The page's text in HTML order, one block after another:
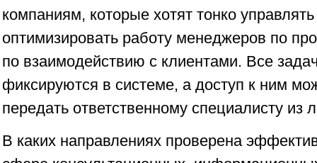
компаниям, которые хотят тонко
оптимизировать работу менеджеров по
по взаимодействию с клиентами. Все
фиксируются в системе, а доступ к ним
передать ответственному специалисту из
В каких направлениях проверена